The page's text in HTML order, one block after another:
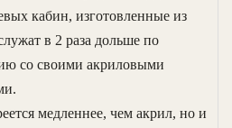
кабин, изготовленные из
в 2 раза дольше по
со своими акриловыми
медленнее, чем акрил, но и